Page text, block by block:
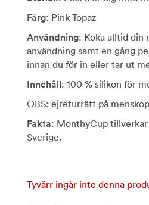
Färg: Pink Topaz
Användning: Koka alltid din
användning samt en gång
innan du för in eller tar ut
Innehåll: 100 % silikon för
OBS: ejreturrätt på
Fakta: MonthyCup
Sverige.
Tyvärr ingår inte denna